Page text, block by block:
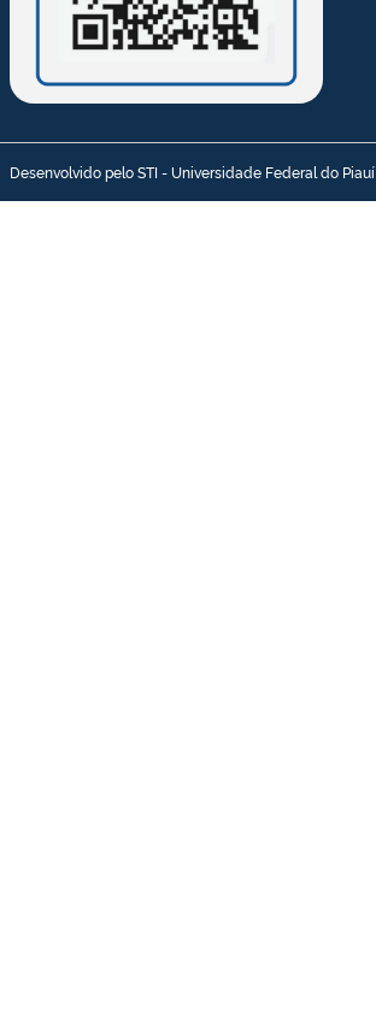
Desenvolvido pelo STI - Universidade Federal do Piauí